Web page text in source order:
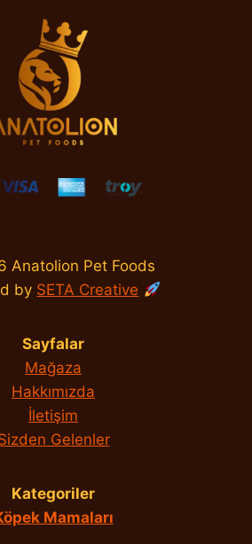
YÖNTEMLER
Anatolion Pet Foods
by SETA Creative
Sayfalar
Mağaza
Hakkımızda
İletişim
Gelenler
Kategoriler
Mamaları